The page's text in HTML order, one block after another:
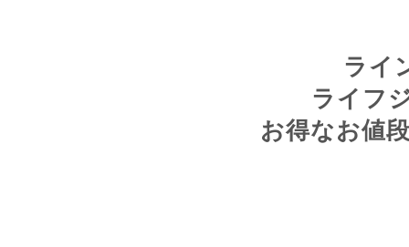
ライ
ライフ
お得なお値